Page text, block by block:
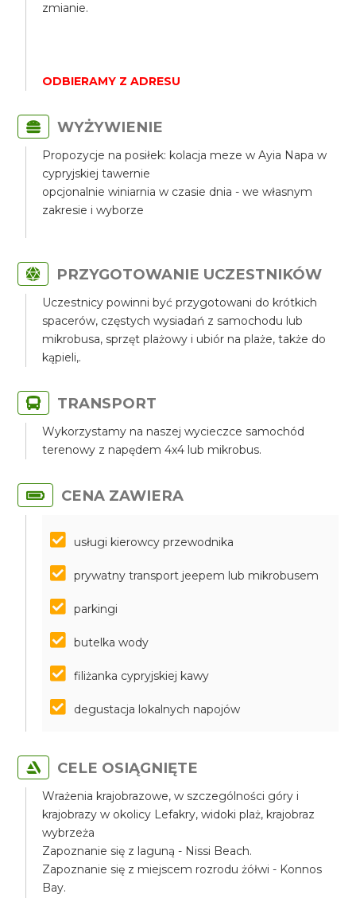
zmianie.
ODBIERAMY Z ADRESU
WYŻYWIENIE
Propozycje na posiłek: kolacja meze w Ayia Napa w
cypryjskiej tawernie
opcjonalnie winiarnia w czasie dnia - we własnym
zakresie i wyborze
PRZYGOTOWANIE UCZESTNIKÓW
Uczestnicy powinni być przygotowani do krótkich
spacerów, częstych wysiadań z samochodu lub
mikrobusa, sprzęt plażowy i ubiór na plaże, także do
kąpieli,.
TRANSPORT
Wykorzystamy na naszej wycieczce samochód
terenowy z napędem 4x4 lub mikrobus.
CENA ZAWIERA
usługi kierowcy przewodnika
prywatny transport jeepem lub mikrobusem
parkingi
butelka wody
filiżanka cypryjskiej kawy
degustacja lokalnych napojów
CELE OSIĄGNIĘTE
Wrażenia krajobrazowe, w szczególności góry i
krajobrazy w okolicy Lefakry, widoki plaż, krajobraz
wybrzeża
Zapoznanie się z laguną - Nissi Beach.
Zapoznanie się z miejscem rozrodu żółwi - Konnos
Bay.